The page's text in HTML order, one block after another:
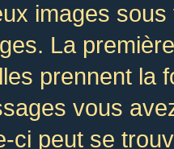
images
La
prennent la
vous
ci peut se